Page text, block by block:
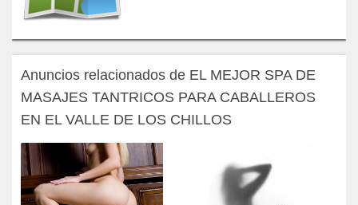
Anuncios relacionados de EL MEJOR SPA DE
MASAJES TANTRICOS PARA CABALLEROS
EN EL VALLE DE LOS CHILLOS